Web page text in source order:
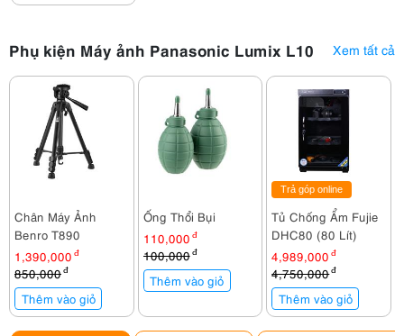
Phụ kiện Máy ảnh Panasonic Lumix L10 Xem tất cả
Chân Máy Ảnh
Benro T890
1,390,000 đ
850,000đ
Thêm vào giỏ
Ống Thổi Bụi
110,000 đ
100,000 đ
Thêm vào giỏ
Trả góp online
Tủ Chống Ẩm Fujie
DHC80 (80 Lít)
4,989,000 đ
4,750,000đ
Thêm vào giỏ